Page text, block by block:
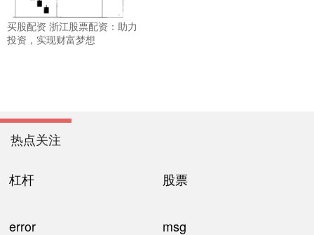
买股配资 浙江股票配资：助力
投资，实现财富梦想
热点关注
杠杆 股票
error msg